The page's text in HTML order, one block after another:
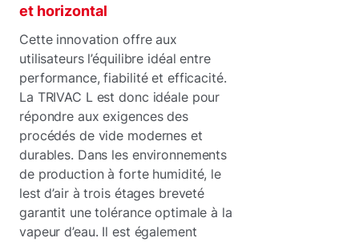
et horizontal
Cette innovation offre aux
utilisateurs l’équilibre idéal entre
performance, fiabilité et efficacité.
La TRIVAC L est donc idéale pour
répondre aux exigences des
procédés de vide modernes et
durables. Dans les environnements
de production à forte humidité, le
lest d’air à trois étages breveté
garantit une tolérance optimale à la
vapeur d’eau. Il est également